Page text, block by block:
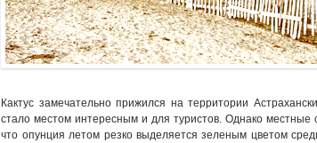
Кактус замечательно прижился на территории
стало местом интересным и для туристов. Однако
что опунция летом резко выделяется зеленым цветом